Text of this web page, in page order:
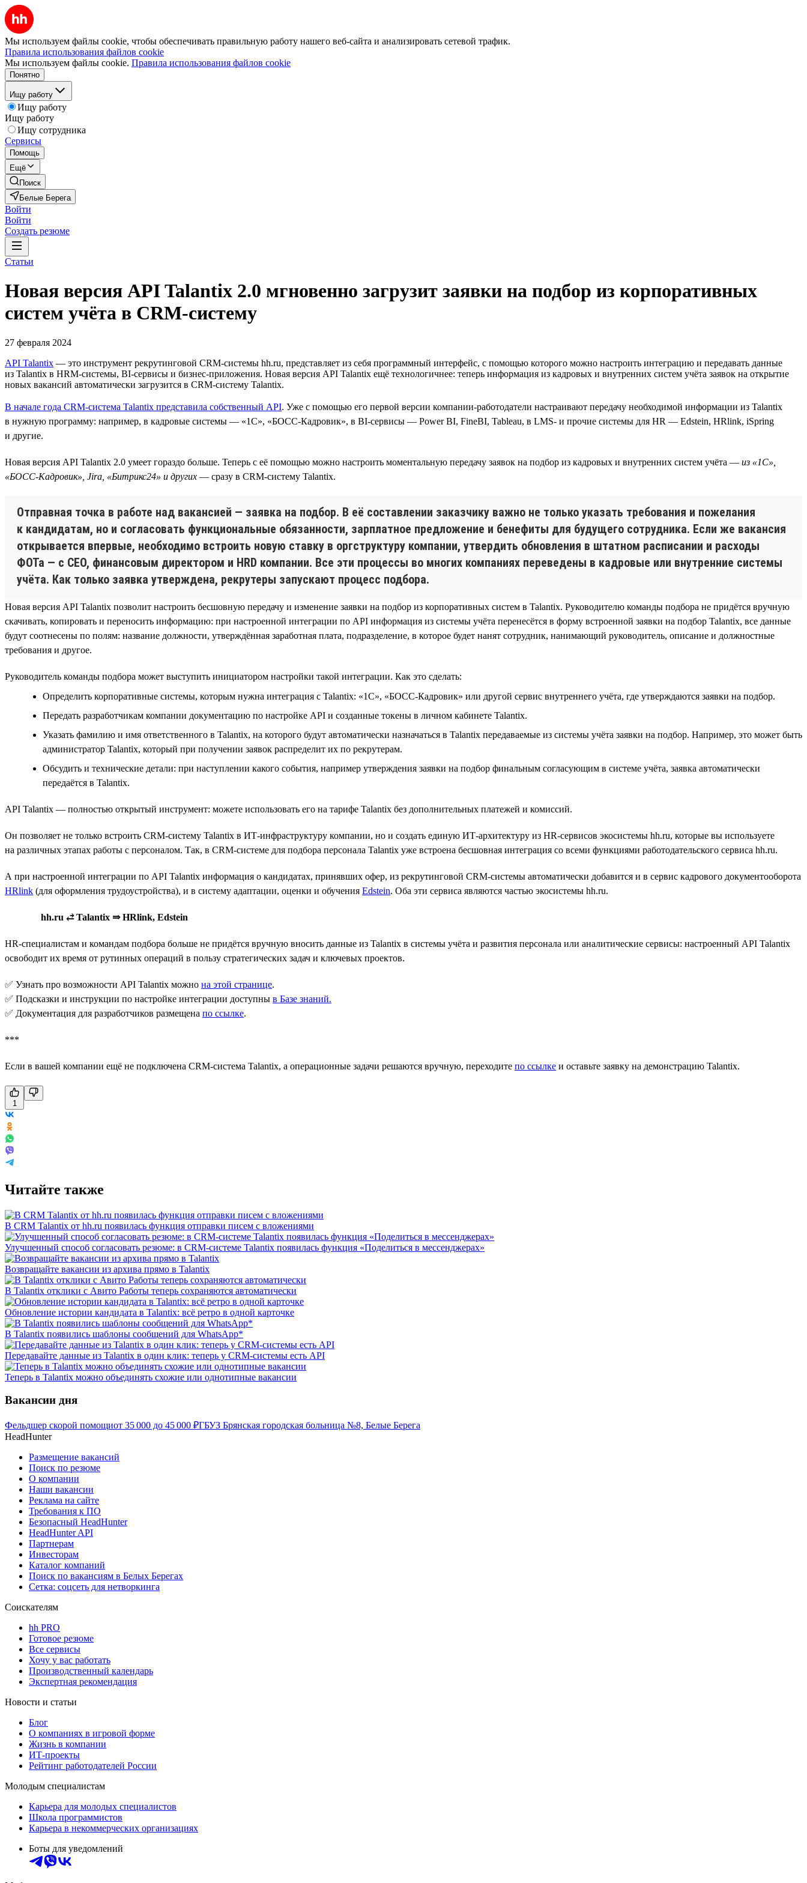
Мы используем файлы cookie, чтобы обеспечивать правильную работу нашего веб-сайта и анализировать сетевой трафик.
Правила использования файлов cookie
Мы используем файлы cookie. Правила использования файлов cookie
Понятно
Ищу работу
Ищу работу
Ищу работу
Ищу сотрудника
Сервисы
Помощь
Ещё
Поиск
Белые Берега
Войти
Войти
Создать резюме
Статьи
Новая версия API Talantix 2.0 мгновенно загрузит заявки на подбор из корпоративных
систем учёта в CRM-систему
27 февраля 2024
API Talantix — это инструмент рекрутинговой СRM-системы hh.ru, представляет из себя программный интерфейс, с помощью которого можно настроить интеграцию и передавать данные
из Talantix в HRM-системы, BI-сервисы и бизнес-приложения. Новая версия API Talantix ещё технологичнее: теперь информация из кадровых и внутренних систем учёта заявок на открытие
новых вакансий автоматически загрузится в CRM-систему Talantix.
В начале года CRM-система Talantix представила собственный API. Уже с помощью его первой версии компании-работодатели настраивают передачу необходимой информации из Talantix
в нужную программу: например, в кадровые системы — «1С», «БОСС-Кадровик», в BI-сервисы — Power BI, FineBI, Tableau, в LMS- и прочие системы для HR — Edstein, HRlink, iSpring
и другие.
Новая версия API Talantix 2.0 умеет гораздо больше. Теперь с её помощью можно настроить моментальную передачу заявок на подбор из кадровых и внутренних систем учёта — из «1С»,
«БОСС-Кадровик», Jira, «Битрикс24» и других — сразу в CRM-систему Talantix.
Отправная точка в работе над вакансией — заявка на подбор. В её составлении заказчику важно не только указать требования и пожелания
к кандидатам, но и согласовать функциональные обязанности, зарплатное предложение и бенефиты для будущего сотрудника. Если же вакансия
открывается впервые, необходимо встроить новую ставку в оргструктуру компании, утвердить обновления в штатном расписании и расходы
ФОТа — с CEO, финансовым директором и HRD компании. Все эти процессы во многих компаниях переведены в кадровые или внутренние системы
учёта. Как только заявка утверждена, рекрутеры запускают процесс подбора.
Новая версия API Talantix позволит настроить бесшовную передачу и изменение заявки на подбор из корпоративных систем в Talantix. Руководителю команды подбора не придётся вручную
скачивать, копировать и переносить информацию: при настроенной интеграции по API информация из системы учёта перенесётся в форму встроенной заявки на подбор Talantix, все данные
будут соотнесены по полям: название должности, утверждённая заработная плата, подразделение, в которое будет нанят сотрудник, нанимающий руководитель, описание и должностные
требования и другое.
Руководитель команды подбора может выступить инициатором настройки такой интеграции. Как это сделать:
Определить корпоративные системы, которым нужна интеграция с Talantix: «1С», «БОСС-Кадровик» или другой сервис внутреннего учёта, где утверждаются заявки на подбор.
Передать разработчикам компании документацию по настройке API и созданные токены в личном кабинете Talantix.
Указать фамилию и имя ответственного в Talantix, на которого будут автоматически назначаться в Talantix передаваемые из системы учёта заявки на подбор. Например, это может быть
администратор Talantix, который при получении заявок распределит их по рекрутерам.
Обсудить и технические детали: при наступлении какого события, например утверждения заявки на подбор финальным согласующим в системе учёта, заявка автоматически
передаётся в Talantix.
API Talantix — полностью открытый инструмент: можете использовать его на тарифе Talantix без дополнительных платежей и комиссий.
Он позволяет не только встроить CRM-систему Talantix в ИТ-инфраструктуру компании, но и создать единую ИТ-архитектуру из HR-сервисов экосистемы hh.ru, которые вы используете
на различных этапах работы с персоналом. Так, в CRM-системе для подбора персонала Talantix уже встроена бесшовная интеграция со всеми функциями работодательского сервиса hh.ru.
А при настроенной интеграции по API Talantix информация о кандидатах, принявших офер, из рекрутинговой CRM-системы автоматически добавится и в сервис кадрового документооборота
HRlink (для оформления трудоустройства), и в систему адаптации, оценки и обучения Edstein. Оба эти сервиса являются частью экосистемы hh.ru.
hh.ru ⥄ Talantix ⇒ HRlink, Edstein
HR-специалистам и командам подбора больше не придётся вручную вносить данные из Talantix в системы учёта и развития персонала или аналитические сервисы: настроенный API Talantix
освободит их время от рутинных операций в пользу стратегических задач и ключевых проектов.
✅ Узнать про возможности API Talantix можно на этой странице.
✅ Подсказки и инструкции по настройке интеграции доступны в Базе знаний.
✅ Документация для разработчиков размещена по ссылке.
***
Если в вашей компании ещё не подключена CRM-система Talantix, а операционные задачи решаются вручную, переходите по ссылке и оставьте заявку на демонстрацию Talantix.
1
Читайте также
В CRM Talantix от hh.ru появилась функция отправки писем с вложениями
Улучшенный способ согласовать резюме: в CRM-системе Talantix появилась функция «Поделиться в мессенджерах»
Возвращайте вакансии из архива прямо в Talantix
В Talantix отклики с Авито Работы теперь сохраняются автоматически
Обновление истории кандидата в Talantix: всё ретро в одной карточке
В Talantix появились шаблоны сообщений для WhatsApp*
Передавайте данные из Talantix в один клик: теперь у CRM-системы есть API
Теперь в Talantix можно объединять схожие или однотипные вакансии
Вакансии дня
Фельдшер скорой помощиот 35 000 до 45 000 ₽ГБУЗ Брянская городская больница №8, Белые Берега
HeadHunter
Размещение вакансий
Поиск по резюме
О компании
Наши вакансии
Реклама на сайте
Требования к ПО
Безопасный HeadHunter
HeadHunter API
Партнерам
Инвесторам
Каталог компаний
Поиск по вакансиям в Белых Берегах
Сетка: соцсеть для нетворкинга
Соискателям
hh PRO
Готовое резюме
Все сервисы
Хочу у вас работать
Производственный календарь
Экспертная рекомендация
Новости и статьи
Блог
О компаниях в игровой форме
Жизнь в компании
ИТ-проекты
Рейтинг работодателей России
Молодым специалистам
Карьера для молодых специалистов
Школа программистов
Карьера в некоммерческих организациях
Боты для уведомлений